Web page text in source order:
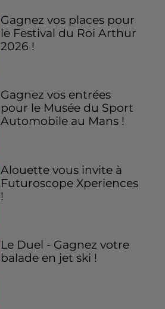
Gagnez vos places pour
le Festival du Roi Arthur
2026 !
Gagnez vos entrées
pour le Musée du Sport
Automobile au Mans !
Alouette vous invite à
Futuroscope Xperiences
!
Le Duel - Gagnez votre
balade en jet ski !